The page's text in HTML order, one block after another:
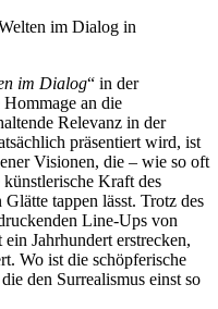
im Dialog in
im Dialog“ in der
an die
Relevanz in der
präsentiert wird, ist
Visionen, die – wie so oft
Kraft des
tappen lässt. Trotz des
Line-Ups von
Jahrhundert erstrecken,
Wo ist die schöpferische
den Surrealismus einst so